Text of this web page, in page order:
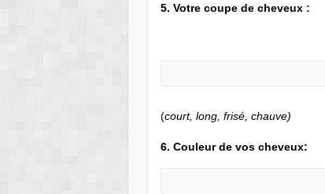
5. Votre coupe de cheveux :
(court, long, frisé, chauve)
6. Couleur de vos cheveux: